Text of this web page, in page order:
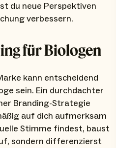
du neue Perspektiven
verbessern.
für Biologen
kann entscheidend
sein. Ein durchdachter
Branding-Strategie
auf dich aufmerksam
Stimme findest, baust
sondern differenzierst